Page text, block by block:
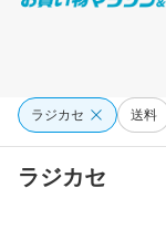
ラジカセ 送料
ラジカセ